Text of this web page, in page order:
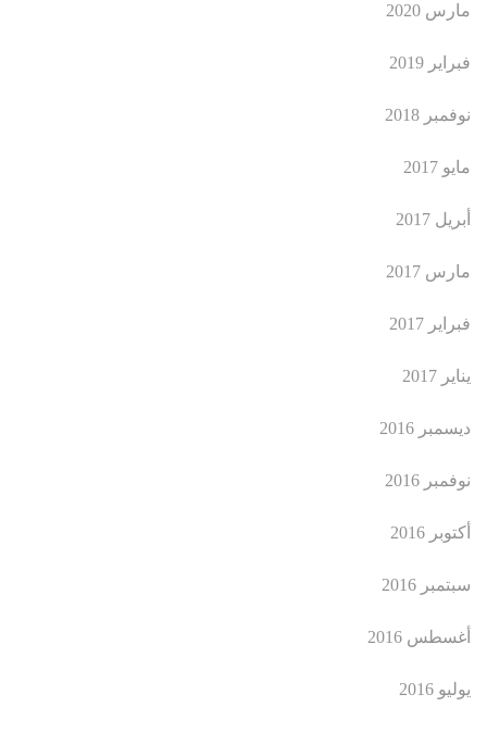
مارس 2020
فبراير 2019
نوفمبر 2018
مايو 2017
أبريل 2017
مارس 2017
فبراير 2017
يناير 2017
ديسمبر 2016
نوفمبر 2016
أكتوبر 2016
سبتمبر 2016
أغسطس 2016
يوليو 2016